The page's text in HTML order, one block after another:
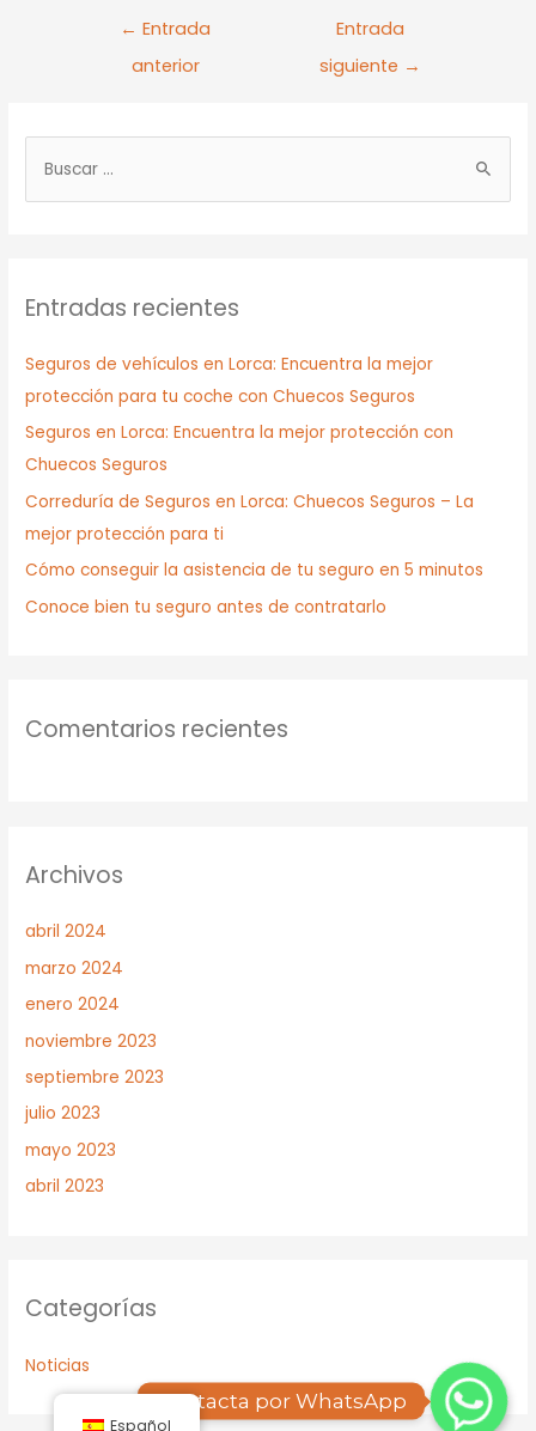
← Entrada
anterior
Entrada
siguiente →
Entradas recientes
Seguros de vehículos en Lorca: Encuentra la mejor
protección para tu coche con Chuecos Seguros
Seguros en Lorca: Encuentra la mejor protección con
Chuecos Seguros
Correduría de Seguros en Lorca: Chuecos Seguros – La
mejor protección para ti
Cómo conseguir la asistencia de tu seguro en 5 minutos
Conoce bien tu seguro antes de contratarlo
Comentarios recientes
Archivos
abril 2024
marzo 2024
enero 2024
noviembre 2023
septiembre 2023
julio 2023
mayo 2023
abril 2023
Categorías
Noticias
Español
Contacta por WhatsApp